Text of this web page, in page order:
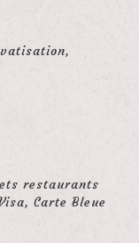
restaurants
Carte Bleue